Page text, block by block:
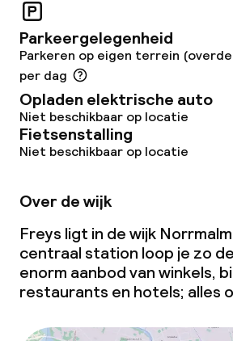
Parkeergelegenheid
Parkeren op eigen terrein
per dag
Opladen elektrische auto
Niet beschikbaar op locatie
Fietsenstalling
Niet beschikbaar op locatie
Over de wijk
Freys ligt in de wijk
centraal station loop je zo
enorm aanbod van winkels,
restaurants en hotels; alles